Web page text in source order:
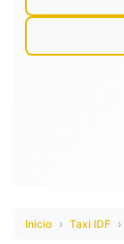
Inicio › Taxi IDF ›